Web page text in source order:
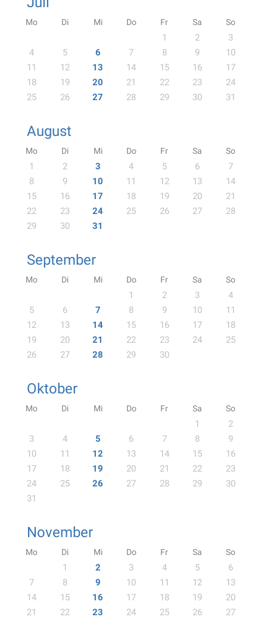
Mo Di Mi Do Fr Sa So
1 2
3
4
5 6 7 8 9
10
11
12 13 14 15 16
17
18
19 20 21 22 23
24
25
26 27 28 29 30 31
August
Mo Di Mi Do Fr Sa So
1 2 3 4 5 6
7
8
9 10 11 12 13
14
15
16 17 18 19 20
21
22
23 24 25 26 27
28
29
30 31
September
Mo Di Mi Do Fr Sa So
1 2 3
4
5
6 7 8 9 10
11
12
13 14 15 16 17
18
19
20 21 22 23 24
25
26
27 28 29 30
Oktober
Mo Di Mi Do Fr Sa So
1
2
3
4 5 6 7 8
9
10
11 12 13 14 15
16
17
18 19 20 21 22
23
24
25 26 27 28 29
30
31
November
Mo Di Mi Do Fr Sa So
1 2 3 4 5
6
7
8 9 10 11 12
13
14
15 16 17 18 19
20
21
22 23 24 25 26 27